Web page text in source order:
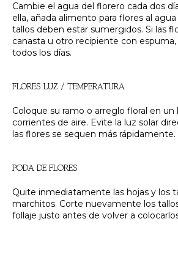
Cambie el agua del florero cada dos
ella, añada alimento para flores al
tallos deben estar sumergidos. Si las
canasta u otro recipiente con espuma,
todos los días.
FLORES LUZ / TEMPERATURA
Coloque su ramo o arreglo floral en un
corrientes de aire. Evite la luz solar
las flores se sequen más rápidamente.
PODA DE FLORES
Quite inmediatamente las hojas y los
marchitos. Corte nuevamente los
follaje justo antes de volver a